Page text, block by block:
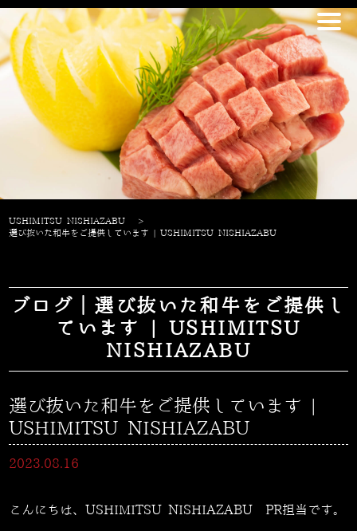
USHIMITSU NISHIAZABU
>
選び抜いた和牛をご提供しています | USHIMITSU NISHIAZABU
ブログ｜選び抜いた和牛をご提供し
ています | USHIMITSU
NISHIAZABU
選び抜いた和牛をご提供しています |
USHIMITSU NISHIAZABU
2023.08.16
こんにちは、USHIMITSU NISHIAZABU PR担当です。